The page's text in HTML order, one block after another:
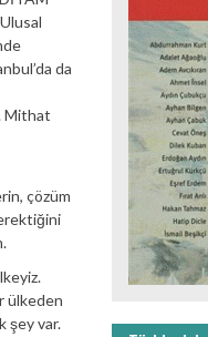
da
Mithat
çözüm
ülkeden
şey var.